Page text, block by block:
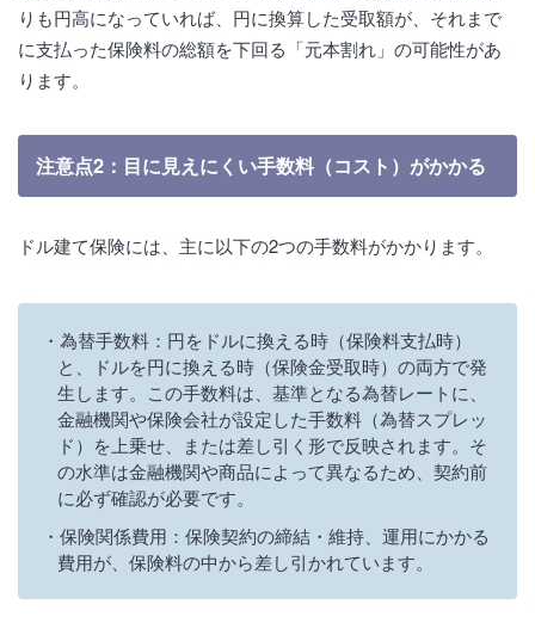
りも円高になっていれば、円に換算した受取額が、それまで
に支払った保険料の総額を下回る「元本割れ」の可能性があ
ります。
注意点2：目に見えにくい手数料（コスト）がかかる
ドル建て保険には、主に以下の2つの手数料がかかります。
為替手数料：円をドルに換える時（保険料支払時）
と、ドルを円に換える時（保険金受取時）の両方で発
生します。この手数料は、基準となる為替レートに、
金融機関や保険会社が設定した手数料（為替スプレッ
ド）を上乗せ、または差し引く形で反映されます。そ
の水準は金融機関や商品によって異なるため、契約前
に必ず確認が必要です。
保険関係費用：保険契約の締結・維持、運用にかかる
費用が、保険料の中から差し引かれています。